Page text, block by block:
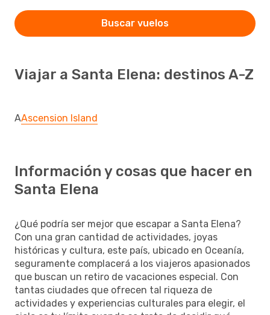
Buscar vuelos
Viajar a Santa Elena: destinos A-Z
AAscension Island
Información y cosas que hacer en
Santa Elena
¿Qué podría ser mejor que escapar a Santa Elena?
Con una gran cantidad de actividades, joyas
históricas y cultura, este país, ubicado en Oceanía,
seguramente complacerá a los viajeros apasionados
que buscan un retiro de vacaciones especial. Con
tantas ciudades que ofrecen tal riqueza de
actividades y experiencias culturales para elegir, el